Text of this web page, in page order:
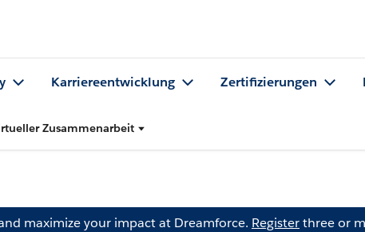
Karriereentwicklung Zertifizierungen
Zusammenarbeit
maximize your impact at Dreamforce. Registerthree or